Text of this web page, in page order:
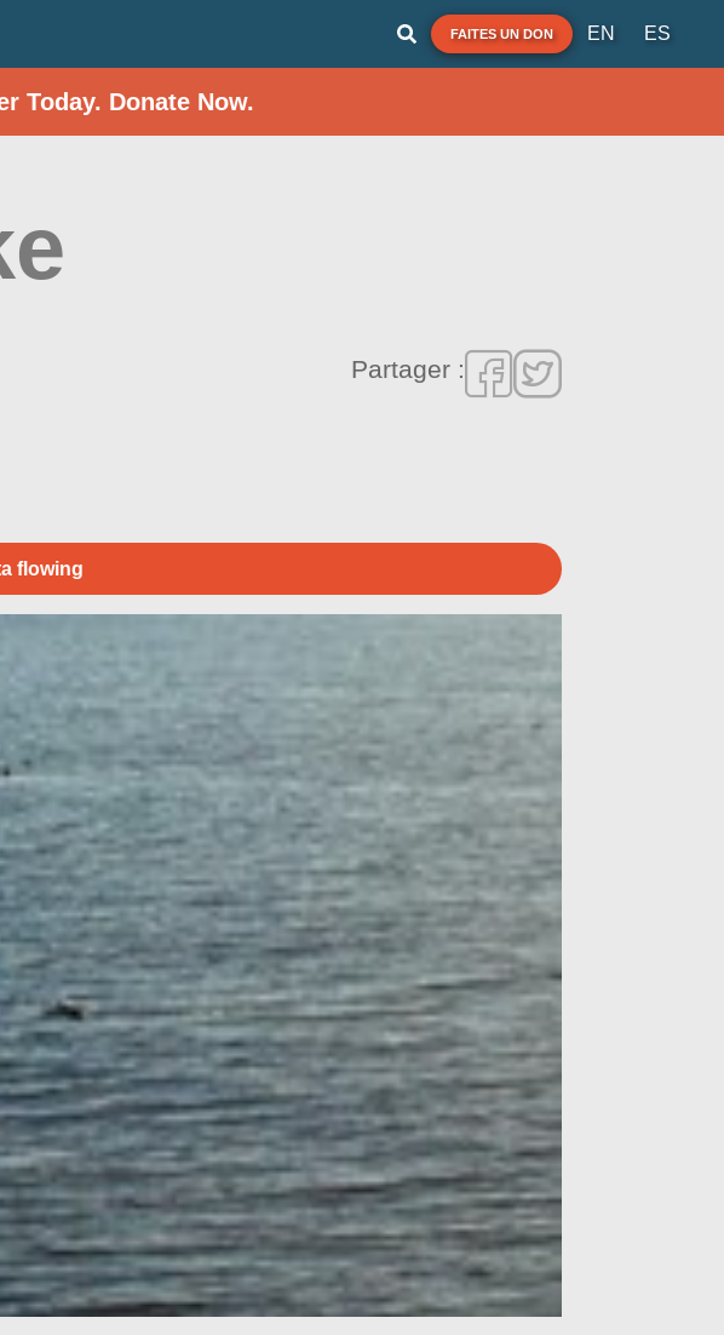
FAITES UN DON EN ES
Today. Donate Now.
Partager :
flowing